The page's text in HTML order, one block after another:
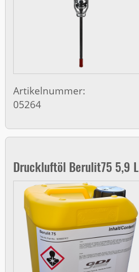
Artikelnummer:
05264
Druckluftöl Berulit75 5,9 L